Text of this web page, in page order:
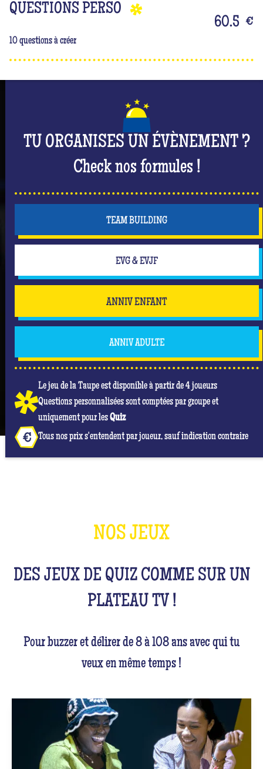
QUESTIONS PERSO
10 questions à créer
60.5 €
TU ORGANISES UN ÉVÈNEMENT ?
Check nos formules !
TEAM BUILDING
EVG & EVJF
ANNIV ENFANT
ANNIV ADULTE
Le jeu de la Taupe est disponible à partir de 4 joueurs
Questions personnalisées sont comptées par groupe et
uniquement pour lesQuiz
Tous nos prix s'entendent par joueur, sauf indication contraire
NOS JEUX
DES JEUX DE QUIZ COMME SUR UN
PLATEAU TV !
Pour buzzer et délirer de 8 à 108 ans avec qui tu
veux en même temps !